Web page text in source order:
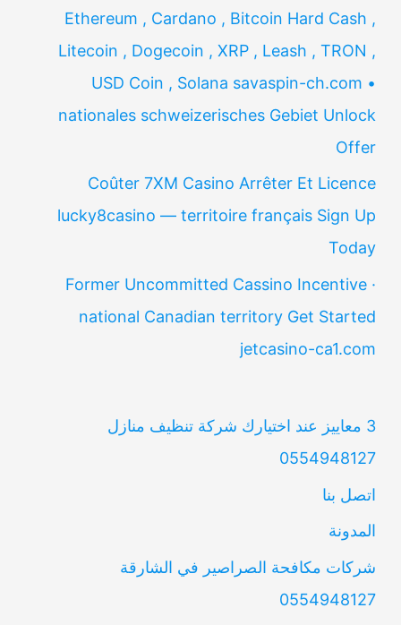
Ethereum , Cardano , Bitcoin Hard Cash ,
Litecoin , Dogecoin , XRP , Leash , TRON ,
USD Coin , Solana savaspin-ch.com •
nationales schweizerisches Gebiet Unlock
Offer
Coûter 7XM Casino Arrêter Et Licence
lucky8casino — territoire français Sign Up
Today
Former Uncommitted Cassino Incentive ·
national Canadian territory Get Started
jetcasino-ca1.com
3 معاييز عند اختيارك شركة تنظيف منازل
0554948127
اتصل بنا
المدونة
شركات مكافحة الصراصير في الشارقة
0554948127